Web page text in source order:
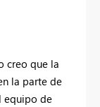
creo que la
la parte de
equipo de